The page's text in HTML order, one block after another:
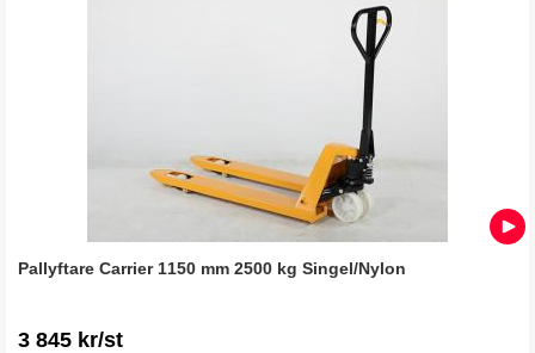
Pallyftare Carrier 1150 mm 2500 kg Singel/Nylon
3 845 kr/st